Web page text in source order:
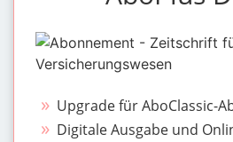
Upgrade für AboClassic-
Digitale Ausgabe und